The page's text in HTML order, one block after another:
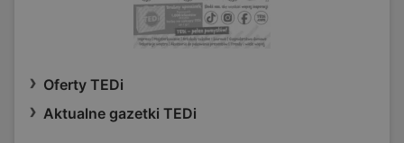
Oferty TEDi
Aktualne gazetki TEDi